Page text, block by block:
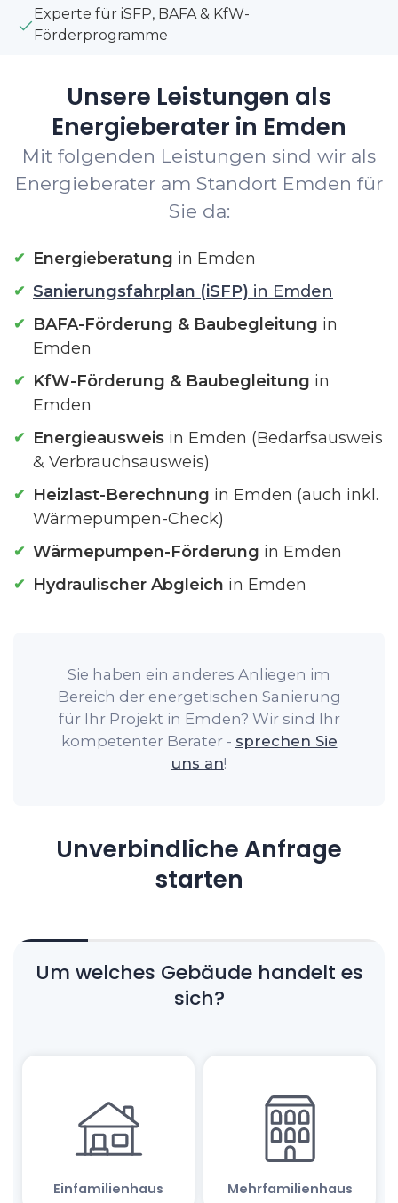
Experte für iSFP, BAFA & KfW-
Förderprogramme
Unsere Leistungen als
Energieberater in Emden
Mit folgenden Leistungen sind wir als
Energieberater am Standort Emden für
Sie da:
Energieberatung in Emden
Sanierungsfahrplan (iSFP) in Emden
BAFA-Förderung & Baubegleitung in
Emden
KfW-Förderung & Baubegleitung in
Emden
Energieausweis in Emden (Bedarfsausweis
& Verbrauchsausweis)
Heizlast-Berechnung in Emden (auch inkl.
Wärmepumpen-Check)
Wärmepumpen-Förderung in Emden
Hydraulischer Abgleich in Emden
Sie haben ein anderes Anliegen im
Bereich der energetischen Sanierung
für Ihr Projekt in Emden? Wir sind Ihr
kompetenter Berater - sprechen Sie
uns an!
Unverbindliche Anfrage
starten